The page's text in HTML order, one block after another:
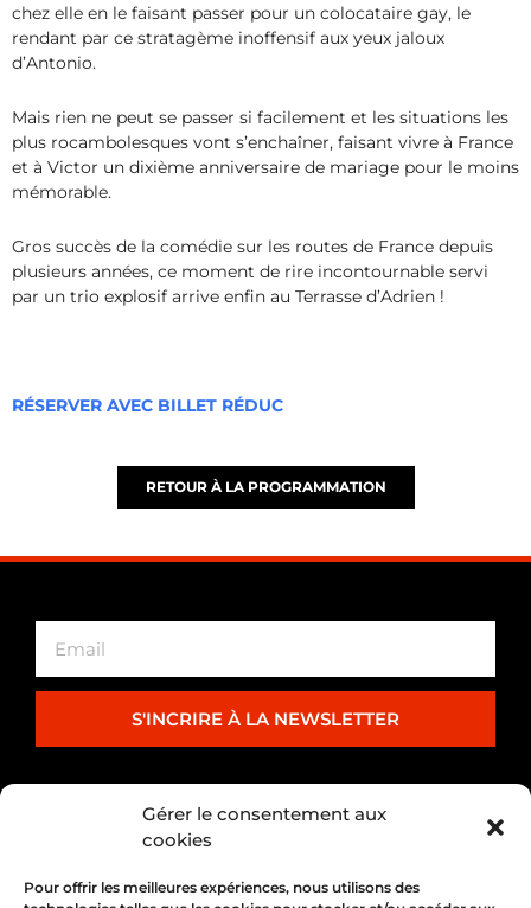
Gérer le consentement aux
cookies
Pour offrir les meilleures expériences, nous utilisons des
chez elle en le faisant passer pour un colocataire gay, le
rendant par ce stratagème inoffensif aux yeux jaloux
d’Antonio.
Mais rien ne peut se passer si facilement et les situations les
plus rocambolesques vont s’enchaîner, faisant vivre à France
et à Victor un dixième anniversaire de mariage pour le moins
mémorable.
Gros succès de la comédie sur les routes de France depuis
plusieurs années, ce moment de rire incontournable servi
par un trio explosif arrive enfin au Terrasse d’Adrien !
RÉSERVER AVEC BILLET RÉDUC
RETOUR À LA PROGRAMMATION
S'INCRIRE À LA NEWSLETTER
PARTENARIAT